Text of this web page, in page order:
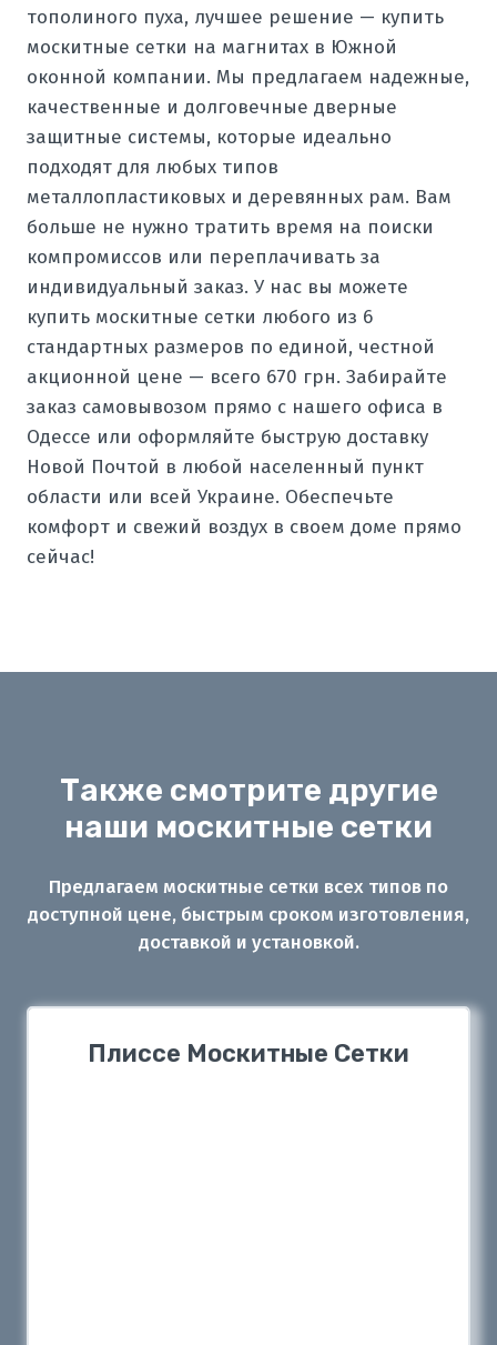
тополиного пуха, лучшее решение — купить
москитные сетки на магнитах в Южной
оконной компании. Мы предлагаем надежные,
качественные и долговечные дверные
защитные системы, которые идеально
подходят для любых типов
металлопластиковых и деревянных рам. Вам
больше не нужно тратить время на поиски
компромиссов или переплачивать за
индивидуальный заказ. У нас вы можете
купить москитные сетки любого из 6
стандартных размеров по единой, честной
акционной цене — всего 670 грн. Забирайте
заказ самовывозом прямо с нашего офиса в
Одессе или оформляйте быструю доставку
Новой Почтой в любой населенный пункт
области или всей Украине. Обеспечьте
комфорт и свежий воздух в своем доме прямо
сейчас!
Также смотрите другие
наши москитные сетки
Предлагаем москитные сетки всех типов по
доступной цене, быстрым сроком изготовления,
доставкой и установкой.
Плиссе Москитные Сетки